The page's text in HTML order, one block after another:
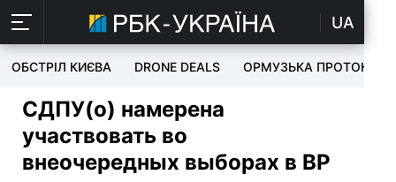
UA
ОБСТРІЛ КИЄВА DRONE DEALS ОРМУЗЬКА ПРОТОКА
СДПУ(о) намерена
участвовать во
внеочередных выборах в ВР